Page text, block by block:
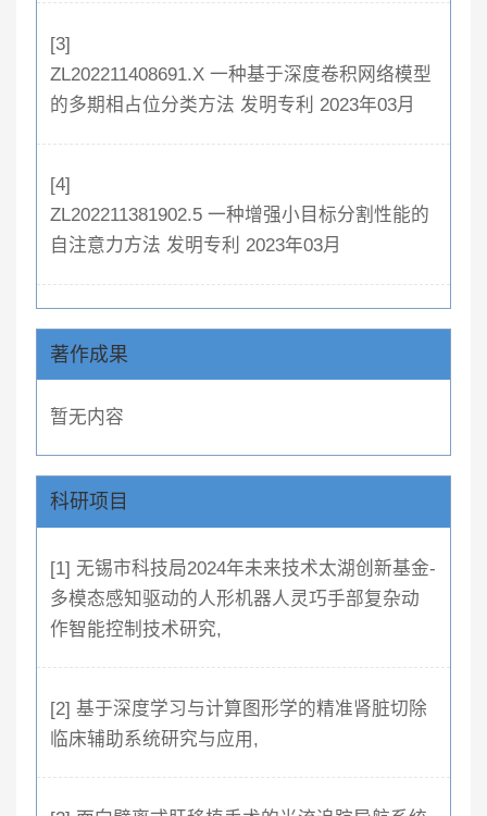
[3]
ZL202211408691.X 一种基于深度卷积网络模型
的多期相占位分类方法 发明专利 2023年03月
[4]
ZL202211381902.5 一种增强小目标分割性能的
自注意力方法 发明专利 2023年03月
著作成果
暂无内容
科研项目
[1] 无锡市科技局2024年未来技术太湖创新基金-
多模态感知驱动的人形机器人灵巧手部复杂动
作智能控制技术研究,
[2] 基于深度学习与计算图形学的精准肾脏切除
临床辅助系统研究与应用,